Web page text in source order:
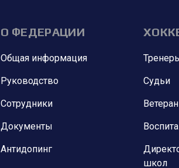
О ФЕДЕРАЦИИ
Общая информация
Руководство
Сотрудники
Документы
Антидопинг
Судьи
школ